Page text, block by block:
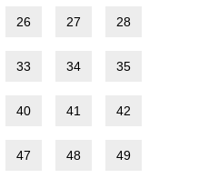
26 27 28
33 34 35
40 41 42
47 48 49